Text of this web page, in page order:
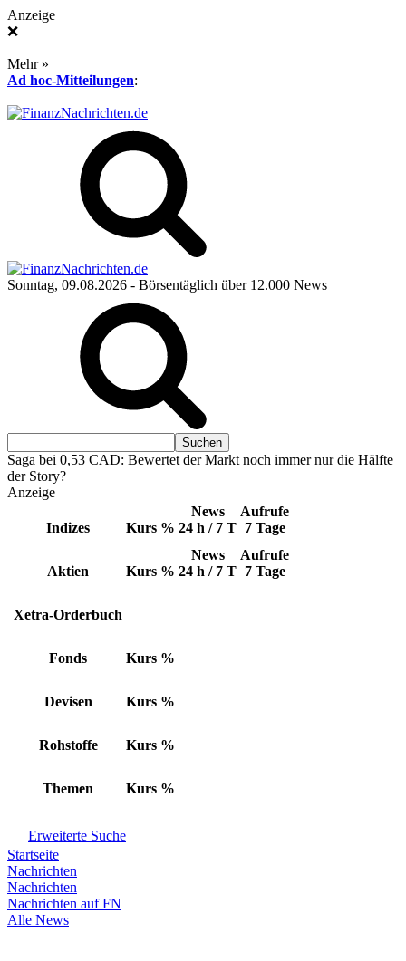
Anzeige
❌
Mehr »
Ad hoc-Mitteilungen:
Sonntag, 09.08.2026 - Börsentäglich über 12.000 News
Saga bei 0,53 CAD: Bewertet der Markt noch immer nur die Hälfte
der Story?
Anzeige
Indizes Kurs %
News
24 h / 7 T
Aufrufe
7 Tage
Aktien Kurs %
News
24 h / 7 T
Aufrufe
7 Tage
Xetra-Orderbuch
Fonds Kurs %
Devisen Kurs %
Rohstoffe Kurs %
Themen Kurs %
Erweiterte Suche
Startseite
Nachrichten
Nachrichten
Nachrichten auf FN
Alle News